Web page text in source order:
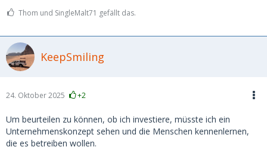
Thom und SingleMalt71 gefällt das.
KeepSmiling
24. Oktober 2025 +2
Um beurteilen zu können, ob ich investiere, müsste ich ein
Unternehmenskonzept sehen und die Menschen kennenlernen,
die es betreiben wollen.